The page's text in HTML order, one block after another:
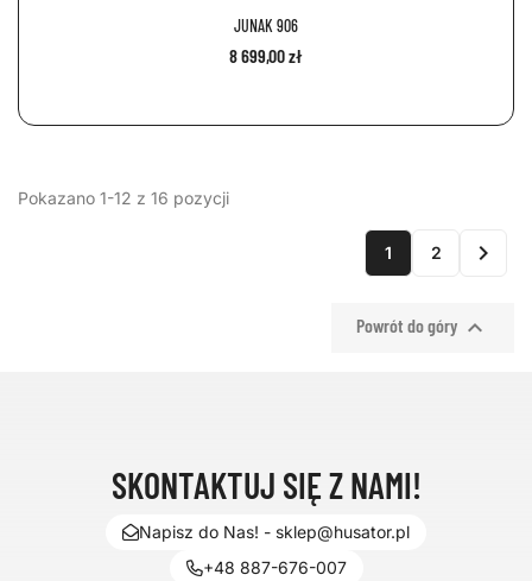
JUNAK 906
8 699,00 zł
Pokazano 1-12 z 16 pozycji
1 2 
Powrót do góry 
SKONTAKTUJ SIĘ Z NAMI!
Napisz do Nas! - sklep@husator.pl
+48 887-676-007